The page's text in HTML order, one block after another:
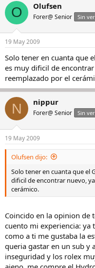
O Olufsen
Forer@ Senior Sin
19 May 2009
Solo tener en cuanta que
es muy dificil de
reemplazado por el
N nippur
Forer@ Senior Sin
19 May 2009
Olufsen dijo:
Solo tener en cuanta que el
dificil de encontrar nuevo,
cerámico.
Coincido en la opinion de
cuento mi experiencia: ya
como a ti me gustaba la
queria gastar en un sub y
inseguridad y los rolex